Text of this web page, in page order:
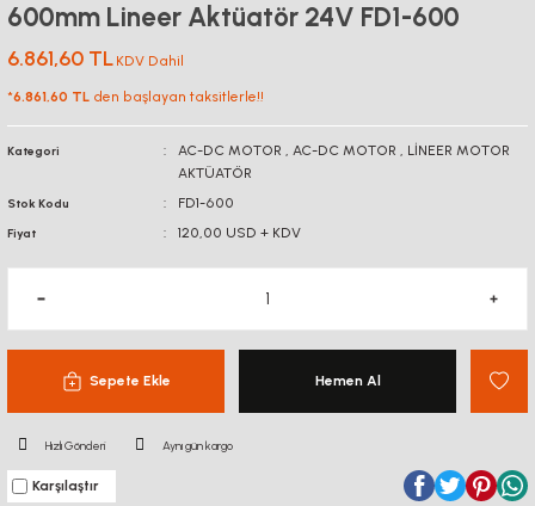
600mm Lineer Aktüatör 24V FD1-600
6.861,60 TL KDV Dahil
*6.861,60 TL den başlayan taksitlerle!!
Kategori AC-DC MOTOR , AC-DC MOTOR , LİNEER MOTOR
AKTÜATÖR
Stok Kodu FD1-600
Fiyat 120,00 USD + KDV
Sepete Ekle Hemen Al
Hızlı Gönderi Aynı gün kargo
Karşılaştır